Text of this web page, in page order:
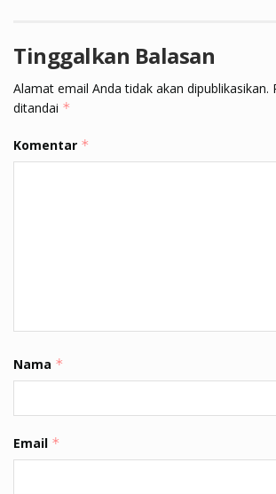
Tinggalkan Balasan
Alamat email Anda tidak akan dipublikasikan.
ditandai *
Komentar *
Nama *
Email *